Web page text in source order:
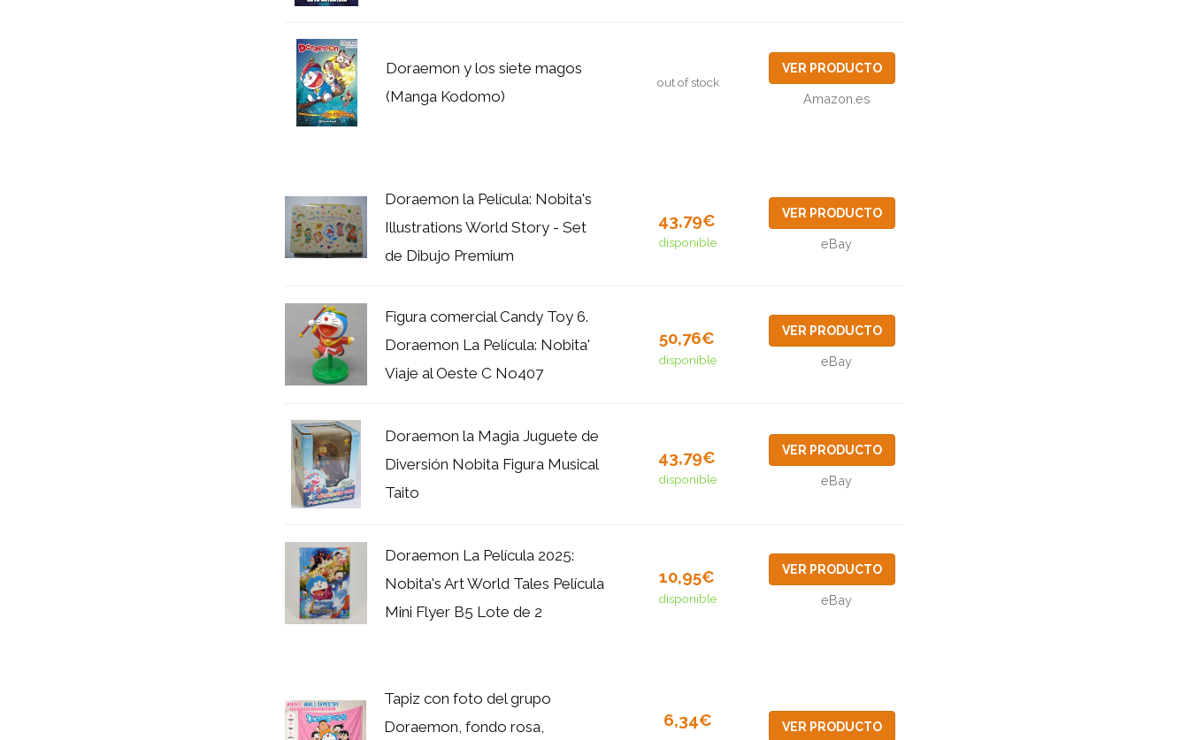
Doraemon y los siete magos
(Manga Kodomo)
out of stock
VER PRODUCTO
Amazon.es
Doraemon la Película: Nobita's
Illustrations World Story - Set
de Dibujo Premium
43,79€
disponible
VER PRODUCTO
eBay
Figura comercial Candy Toy 6.
Doraemon La Película: Nobita'
Viaje al Oeste C No407
50,76€
disponible
VER PRODUCTO
eBay
Doraemon la Magia Juguete de
Diversión Nobita Figura Musical
Taito
43,79€
disponible
VER PRODUCTO
eBay
Doraemon La Película 2025:
Nobita's Art World Tales Película
Mini Flyer B5 Lote de 2
10,95€
disponible
VER PRODUCTO
eBay
Tapiz con foto del grupo
Doraemon, fondo rosa,
6,34€ VER PRODUCTO